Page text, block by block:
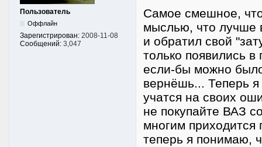
Пользователь
Оффлайн
Зарегистрирован: 2008-11-08
Сообщений: 3,047
Самое смешное,
мыслью, что лучше
и обратил свой
только появились
если-бы можно
вернёшь... Теперь я
учатся на своих
не покупайте ВАЗ
многим приходится
теперь я понимаю,